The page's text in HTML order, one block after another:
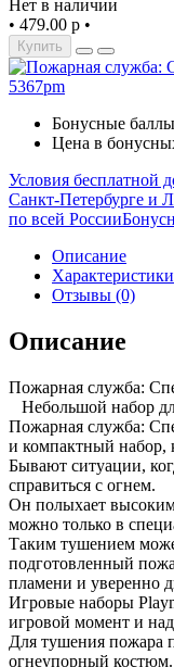
Нет в наличии
• 479.00 р •
Купить
Бонусные
Цена в
Условия бесплатной
Санкт-Петербурге и
по всей России
Описание
Характеристики
Отзывы (0)
Описание
Пожарная служба:
Небольшой набор
Пожарная служба:
и компактный набор,
Бывают ситуации,
справиться с огнем.
Он полыхает
можно только в
Таким тушением
подготовленный
пламени и уверенно
Игровые наборы
игровой момент и
Для тушения пожара
огнеупорный костюм.